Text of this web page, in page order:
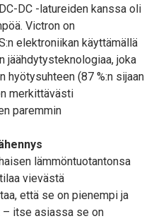
DC -latureiden kanssa oli
Victron on
elektroniikan käyttämällä
jäähdytysteknologiaa, joka
hyötysuhteen (87 %:n sijaan
merkittävästi
paremmin
lämmöntuotantonsa
vievästä
että se on pienempi ja
– itse asiassa se on